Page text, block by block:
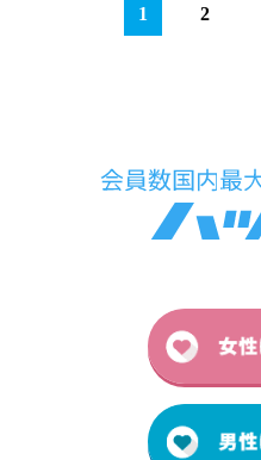
1 2